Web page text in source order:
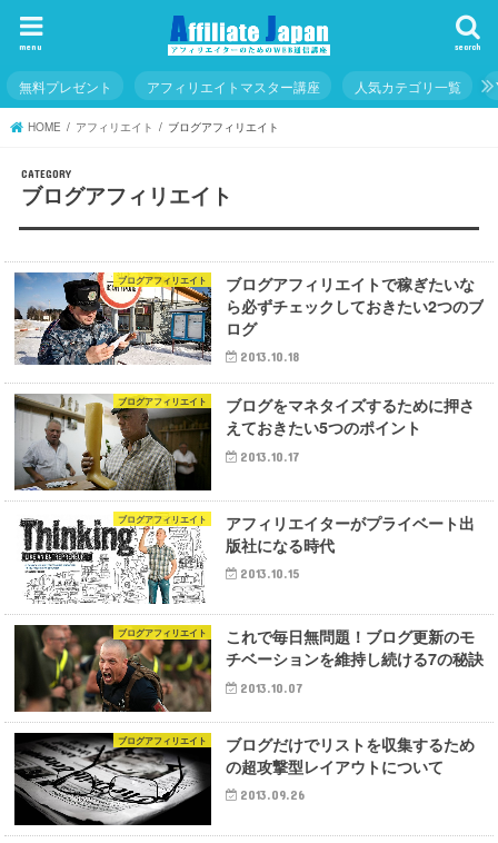
search
menu
無料プレゼント アフィリエイトマスター講座 人気カテゴリ一覧
HOME アフィリエイト ブログアフィリエイト
ブログアフィリエイト
ブログアフィリエイト
ブログアフィリエイトで稼ぎたいな
ら必ずチェックしておきたい2つのブ
ログ
2013.10.18
ブログアフィリエイト
ブログをマネタイズするために押さ
えておきたい5つのポイント
2013.10.17
ブログアフィリエイト
アフィリエイターがプライベート出
版社になる時代
2013.10.15
ブログアフィリエイト
これで毎日無問題！ブログ更新のモ
チベーションを維持し続ける7の秘訣
2013.10.07
ブログアフィリエイト
ブログだけでリストを収集するため
の超攻撃型レイアウトについて
2013.09.26